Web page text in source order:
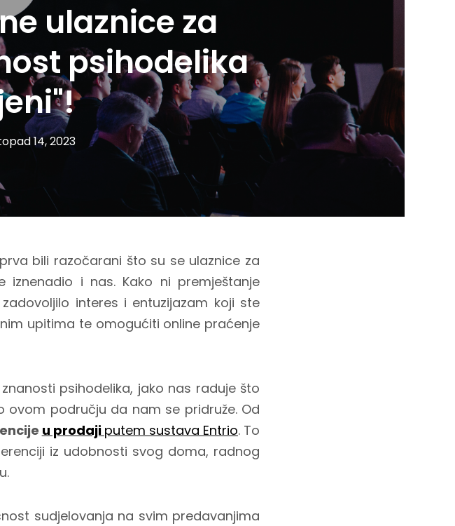
ulaznice za
psihodelika
14, 2023
bili razočarani što su se ulaznice za
iznenadio i nas. Kako ni premještanje
interes i entuzijazam koji ste
upitima te omogućiti online praćenje
psihodelika, jako nas raduje što
ovom području da nam se pridruže. Od
u prodaji putem sustava Entrio. To
iz udobnosti svog doma, radnog
sudjelovanja na svim predavanjima